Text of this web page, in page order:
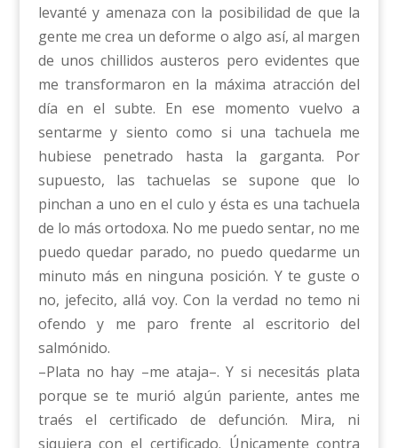
levanté y amenaza con la posibilidad de que la
gente me crea un deforme o algo así, al margen
de unos chillidos austeros pero evidentes que
me transformaron en la máxima atracción del
día en el subte. En ese momento vuelvo a
sentarme y siento como si una tachuela me
hubiese penetrado hasta la garganta. Por
supuesto, las tachuelas se supone que lo
pinchan a uno en el culo y ésta es una tachuela
de lo más ortodoxa. No me puedo sentar, no me
puedo quedar parado, no puedo quedarme un
minuto más en ninguna posición. Y te guste o
no, jefecito, allá voy. Con la verdad no temo ni
ofendo y me paro frente al escritorio del
salmónido.
–Plata no hay –me ataja–. Y si necesitás plata
porque se te murió algún pariente, antes me
traés el certificado de defunción. Mira, ni
siquiera con el certificado. Únicamente contra